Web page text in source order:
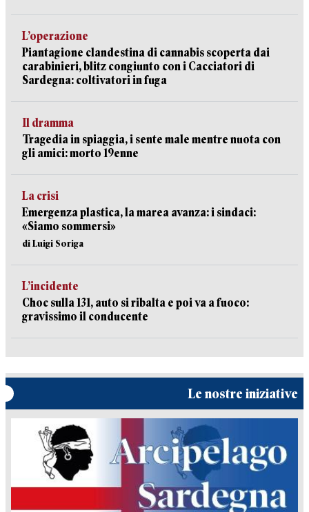
L’operazione
Piantagione clandestina di cannabis scoperta dai
carabinieri, blitz congiunto con i Cacciatori di
Sardegna: coltivatori in fuga
Il dramma
Tragedia in spiaggia, i sente male mentre nuota con
gli amici: morto 19enne
La crisi
Emergenza plastica, la marea avanza: i sindaci:
«Siamo sommersi»
di Luigi Soriga
L’incidente
Choc sulla 131, auto si ribalta e poi va a fuoco:
gravissimo il conducente
Le nostre iniziative